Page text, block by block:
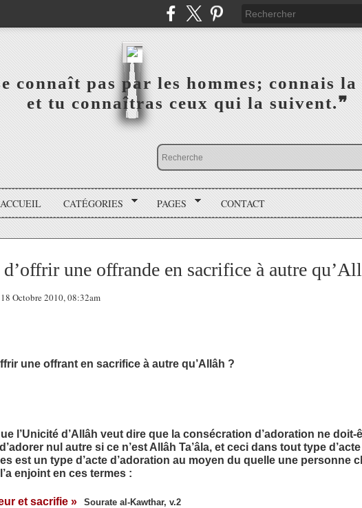
connaît pas par les hommes; connais la
et tu connaîtras ceux qui la suivent.❞
ACCUEIL CATÉGORIES PAGES CONTACT
une offrande en sacrifice à autre
Octobre 2010, 08:32am
une offrant en sacrifice à autre qu’Allâh ?
l’Unicité d’Allâh veut dire que la consécration d’adoration ne doit-
nul autre si ce n’est Allâh Ta’âla, et ceci dans tout type d’acte
est un type d’acte d’adoration au moyen du quelle une personne
enjoint en ces termes :
et sacrifie » Sourate al-Kawthar, v.2